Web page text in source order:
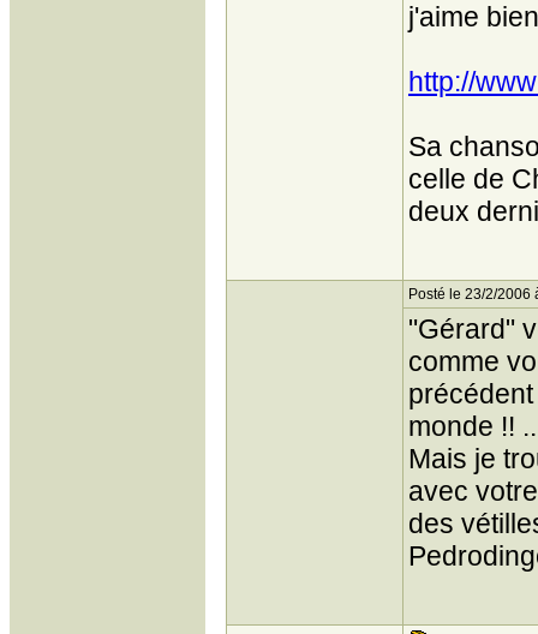
j'aime
http://
Sa
celle de
deux
Posté le 23/2/2006
"Gérard"
comme
monde !!
Mais je
avec
des